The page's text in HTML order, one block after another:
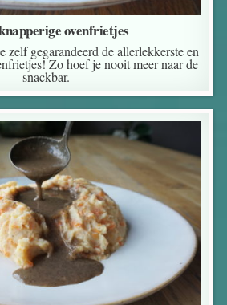
ovenfrietjes
zelf gegarandeerd de allerlekkerste en
Zo hoef je nooit meer naar de
snackbar.